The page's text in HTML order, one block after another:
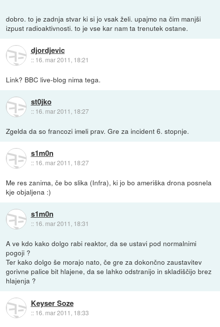
dobro. to je zadnja stvar ki si jo vsak želi. upajmo na čim manjši
izpust radioaktivnosti. to je vse kar nam ta trenutek ostane.
djordjevic
:: 16. mar 2011, 18:21
Link? BBC live-blog nima tega.
st0jko
:: 16. mar 2011, 18:27
Zgelda da so francozi imeli prav. Gre za incident 6. stopnje.
s1m0n
:: 16. mar 2011, 18:27
Me res zanima, če bo slika (Infra), ki jo bo ameriška drona posnela
kje objaljena :)
s1m0n
:: 16. mar 2011, 18:31
A ve kdo kako dolgo rabi reaktor, da se ustavi pod normalnimi
pogoji ?
Ter kako dolgo še morajo nato, če gre za dokončno zaustavitev
gorivne palice bit hlajene, da se lahko odstranijo in skladiščijo brez
hlajenja ?
Keyser Soze
:: 16. mar 2011, 18:33